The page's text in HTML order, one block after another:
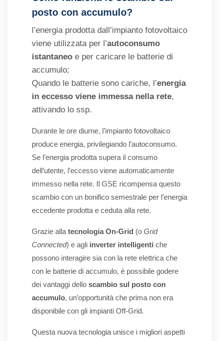
posto con accumulo?
l’energia prodotta dall’impianto fotovoltaico
viene utilizzata per l’autoconsumo
istantaneo e per caricare le batterie di
accumulo;
Quando le batterie sono cariche, l’energia
in eccesso viene immessa nella rete,
attivando lo ssp.
Durante le ore diurne, l’impianto fotovoltaico
produce energia, privilegiando l’autoconsumo.
Se l’energia prodotta supera il consumo
dell’utente, l’eccesso viene automaticamente
immesso nella rete. Il GSE ricompensa questo
scambio con un bonifico semestrale per l’energia
eccedente prodotta e ceduta alla rete.
Grazie alla tecnologia On-Grid (o Grid
Connected) e agli inverter intelligenti che
possono interagire sia con la rete elettrica che
con le batterie di accumulo, è possibile godere
dei vantaggi dello scambio sul posto con
accumulo, un’opportunità che prima non era
disponibile con gli impianti Off-Grid.
Questa nuova tecnologia unisce i migliori aspetti